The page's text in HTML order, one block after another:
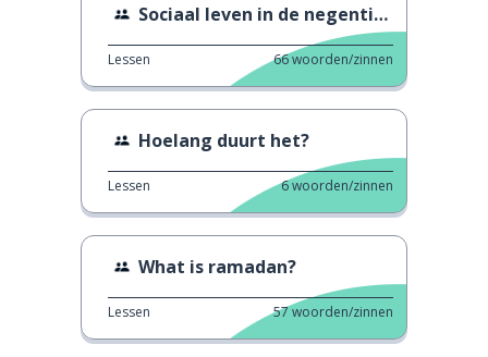
Sociaal leven in de negentiende eeuw.
Lessen 66woorden/zinnen
Hoelang duurt het?
Lessen 6woorden/zinnen
What is ramadan?
Lessen 57woorden/zinnen